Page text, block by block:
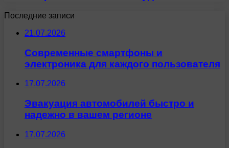
Последние записи
21.07.2026
Современные смартфоны и
электроника для каждого пользователя
17.07.2026
Эвакуация автомобилей быстро и
надежно в вашем регионе
17.07.2026